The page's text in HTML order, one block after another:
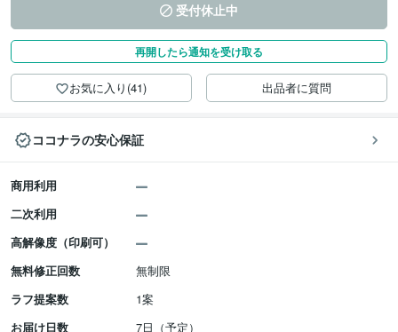
受付休止中
再開したら通知を受け取る
お気に入り(41) 出品者に質問
ココナラの安心保証
商用利用
二次利用
高解像度（印刷可）
無料修正回数
無制限
ラフ提案数
1案
お届け日数
7日（予定）